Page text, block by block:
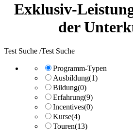
Exklusiv-
der
Test Suche /Test Suche
Programm-Typen
Ausbildung(1)
Bildung(0)
Erfahrung(9)
Incentives(0)
Kurse(4)
Touren(13)